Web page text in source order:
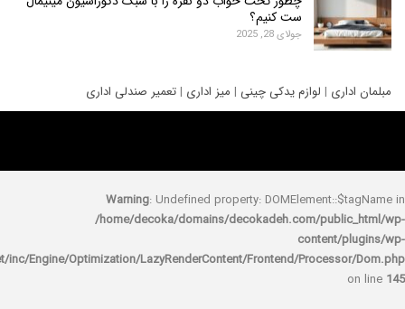
ست کنیم؟
جولای 28, 2025
|لوازم یدکی چینی|میز اداری| تعمیر صندلی اداری
Warning: Undefined property:
/home/decoka/domains/decokadeh.com/
rocket/inc/Engine/Optimization/LazyRenderContent/Frontend/